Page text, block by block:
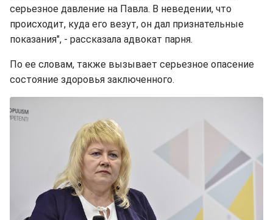
серьезное давление на Павла. В неведении, что
происходит, куда его везут, он дал признательные
показания", - рассказала адвокат парня.
По ее словам, также вызывает серьезное опасение
состояние здоровья заключенного.